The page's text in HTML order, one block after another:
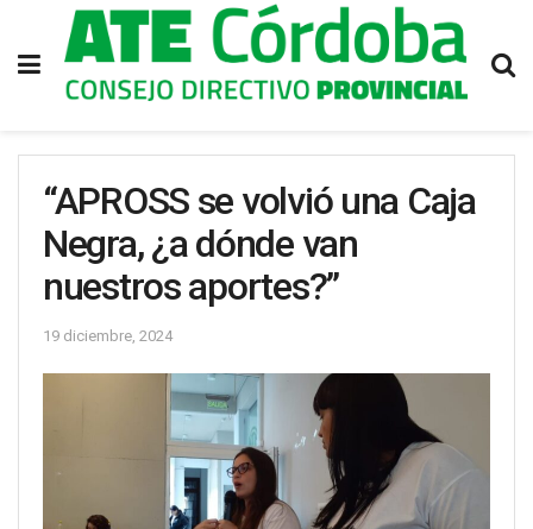
“APROSS se volvió una Caja
Negra, ¿a dónde van
nuestros aportes?”
19 diciembre, 2024